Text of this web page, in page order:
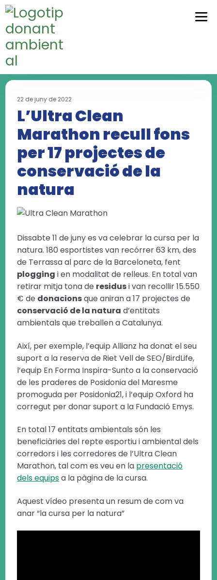
Skip
to
navigation
Skip
to
content
22 de juny de 2022
L’Ultra Clean
Marathon recull fons
per 17 projectes de
conservació de la
natura
Dissabte 11 de juny es va celebrar la cursa per la
natura. 180 esportistes van recórrer 63 km, des
de Terrassa al parc de la Barceloneta, fent
plogging i en modalitat de relleus. En total van
retirar mitja tona de residusi van recollir 15.550
€ de donacionsque aniran a 17 projectes de
conservació de la natura d’entitats
ambientals que treballen a Catalunya.
Així, per exemple, l’equip Allianz ha donat el seu
suport a la reserva de Riet Vell de SEO/BirdLife,
l’equip En Forma Inspira-Sunto a la conservació
de les praderes de Posidonia del Maresme
promoguda per Posidonia21, i l’equip Oxford ha
corregut per donar suport a la Fundació Emys.
En total 17 entitats ambientals són les
beneficiàries del repte esportiu i ambiental dels
corredors i les corredores de l’Ultra Clean
Marathon, tal com es veu en la presentació
dels equipsa la pàgina de la cursa.
Aquest vídeo presenta un resum de com va
anar “la cursa per la natura”